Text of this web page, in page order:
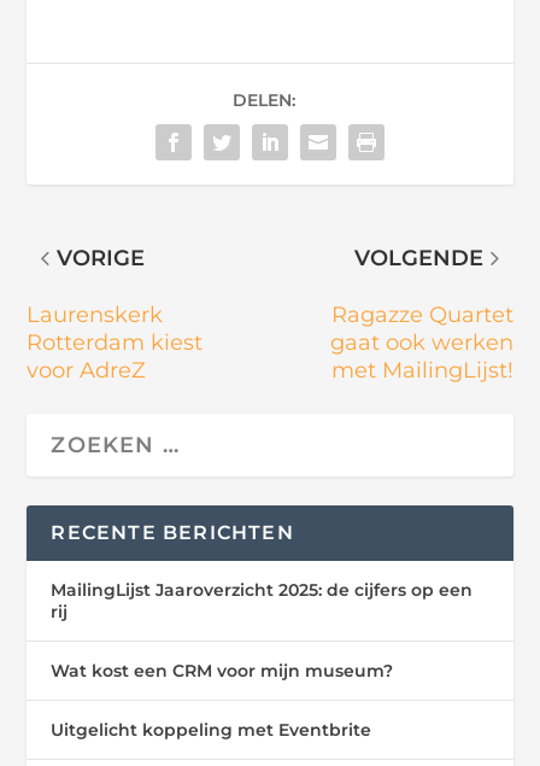
DELEN:
VORIGE
Laurenskerk
Rotterdam kiest
voor AdreZ
VOLGENDE
Ragazze Quartet
gaat ook werken
met MailingLijst!
RECENTE BERICHTEN
MailingLijst Jaaroverzicht 2025: de cijfers op een
rij
Wat kost een CRM voor mijn museum?
Uitgelicht koppeling met Eventbrite